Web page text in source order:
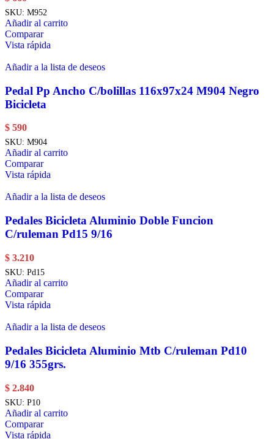
SKU: M952
Añadir al carrito
Comparar
Vista rápida
Añadir a la lista de deseos
Pedal Pp Ancho C/bolillas 116x97x24 M904 Negro
Bicicleta
$ 590
SKU: M904
Añadir al carrito
Comparar
Vista rápida
Añadir a la lista de deseos
Pedales Bicicleta Aluminio Doble Funcion
C/ruleman Pd15 9/16
$ 3.210
SKU: Pd15
Añadir al carrito
Comparar
Vista rápida
Añadir a la lista de deseos
Pedales Bicicleta Aluminio Mtb C/ruleman Pd10
9/16 355grs.
$ 2.840
SKU: P10
Añadir al carrito
Comparar
Vista rápida